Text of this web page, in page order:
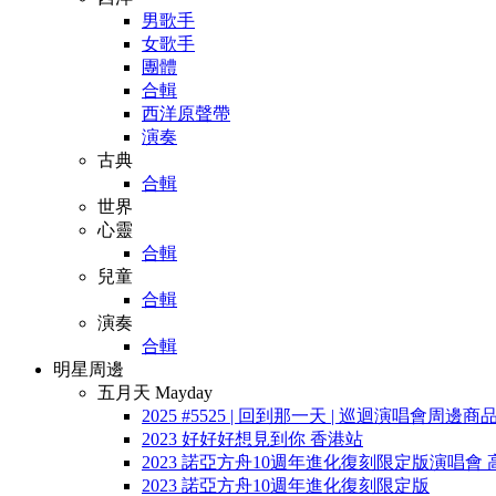
男歌手
女歌手
團體
合輯
西洋原聲帶
演奏
古典
合輯
世界
心靈
合輯
兒童
合輯
演奏
合輯
明星周邊
五月天 Mayday
2025 #5525 | 回到那一天 | 巡迴演唱會周邊商品
2023 好好好想見到你 香港站
2023 諾亞方舟10週年進化復刻限定版演唱會
2023 諾亞方舟10週年進化復刻限定版